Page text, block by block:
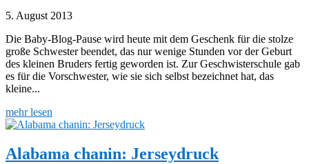
5. August 2013
Die Baby-Blog-Pause wird heute mit dem Geschenk für die stolze
große Schwester beendet, das nur wenige Stunden vor der Geburt
des kleinen Bruders fertig geworden ist. Zur Geschwisterschule gab
es für die Vorschwester, wie sie sich selbst bezeichnet hat, das
kleine...
mehr lesen
Alabama chanin: Jerseydruck